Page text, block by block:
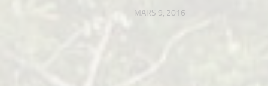
MARS 9, 2016